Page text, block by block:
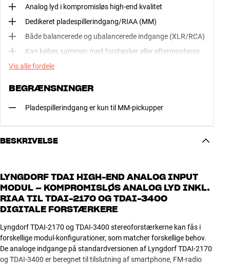
Analog lyd i kompromisløs high-end kvalitet
Dedikeret pladespillerindgang/RIAA (MM)
Både balancerede og ubalancerede indgange (XLR/RCA)
Kan købes sammen med forstærker eller eftermonteres
Vis alle fordele
BEGRÆNSNINGER
Pladespillerindgang er kun til MM-pickupper
BESKRIVELSE
LYNGDORF TDAI HIGH-END ANALOG INPUT
MODUL – KOMPROMISLØS ANALOG LYD INKL.
RIAA TIL TDAI-2170 OG TDAI-3400
DIGITALE FORSTÆRKERE
Lyngdorf TDAI-2170 og TDAI-3400 stereoforstærkerne kan fås i
forskellige modul-konfigurationer, som matcher forskellige behov.
De analoge indgange på standardversionen af Lyngdorf TDAI-2170
og TDAI-3400 er beregnet til tilslutning af smartphone, FM-radio